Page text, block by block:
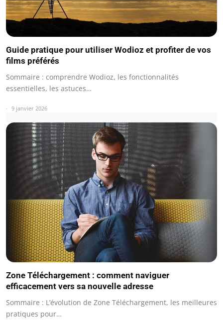
Guide pratique pour utiliser Wodioz et profiter de vos
films préférés
Sommaire : comprendre Wodioz, les fonctionnalités
essentielles, les astuces…
9 janvier 2026
Zone Téléchargement : comment naviguer
efficacement vers sa nouvelle adresse
Sommaire : L’évolution de Zone Téléchargement, les meilleures
pratiques pour…